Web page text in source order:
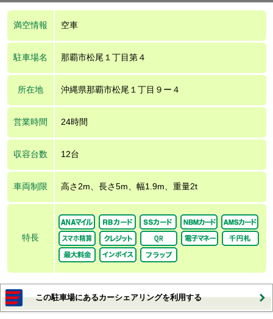
満空情報 空車
駐車場名 那覇市松尾１丁目第４
所在地 沖縄県那覇市松尾１丁目９ー４
営業時間 24時間
収容台数 12台
車両制限 高さ2m、長さ5m、幅1.9m、重量2t
特長
この駐車場にあるカーシェアリングを利用する